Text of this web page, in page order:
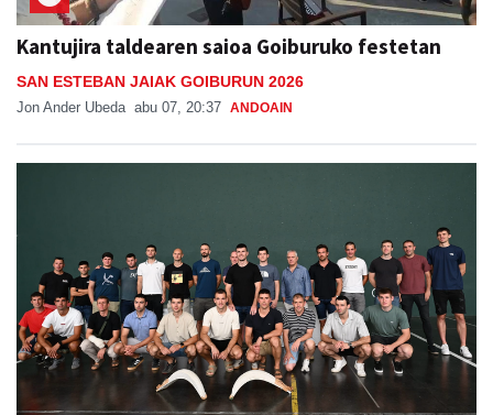
Kantujira taldearen saioa Goiburuko festetan
SAN ESTEBAN JAIAK GOIBURUN 2026
Jon Ander Ubeda abu 07, 20:37 ANDOAIN